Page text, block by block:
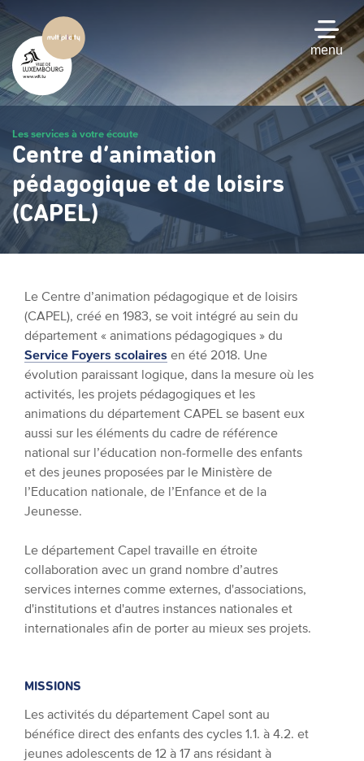
Passer
au
contenu
principal
menu
Les services à votre écoute
Centre d’animation
pédagogique et de loisirs
(CAPEL)
Le Centre d’animation pédagogique et de loisirs
(CAPEL), créé en 1983, se voit intégré au sein du
département « animations pédagogiques » du
Service Foyers scolaires en été 2018. Une
évolution paraissant logique, dans la mesure où les
activités, les projets pédagogiques et les
animations du département CAPEL se basent eux
aussi sur les éléments du cadre de référence
national sur l’éducation non-formelle des enfants
et des jeunes proposées par le Ministère de
l’Education nationale, de l’Enfance et de la
Jeunesse.
Le département Capel travaille en étroite
collaboration avec un grand nombre d’autres
services internes comme externes, d'associations,
d'institutions et d'autres instances nationales et
internationales afin de porter au mieux ses projets.
MISSIONS
Les activités du département Capel sont au
bénéfice direct des enfants des cycles 1.1. à 4.2. et
jeunes adolescents de 12 à 17 ans résidant à